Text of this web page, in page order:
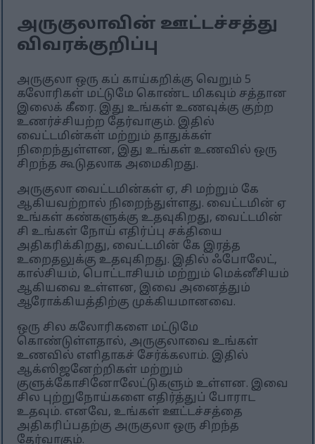
அருகுலாவின் ஊட்டச்சத்து
விவரக்குறிப்பு
அருகுலா ஒரு கப் காய்கறிக்கு வெறும் 5
கலோரிகள் மட்டுமே கொண்ட மிகவும் சத்தான
இலைக் கீரை. இது உங்கள் உணவுக்கு குற்ற
உணர்ச்சியற்ற தேர்வாகும். இதில்
வைட்டமின்கள் மற்றும் தாதுக்கள்
நிறைந்துள்ளன, இது உங்கள் உணவில் ஒரு
சிறந்த கூடுதலாக அமைகிறது.
அருகுலா வைட்டமின்கள் ஏ, சி மற்றும் கே
ஆகியவற்றால் நிறைந்துள்ளது. வைட்டமின் ஏ
உங்கள் கண்களுக்கு உதவுகிறது, வைட்டமின்
சி உங்கள் நோய் எதிர்ப்பு சக்தியை
அதிகரிக்கிறது, வைட்டமின் கே இரத்த
உறைதலுக்கு உதவுகிறது. இதில் ஃபோலேட்,
கால்சியம், பொட்டாசியம் மற்றும் மெக்னீசியம்
ஆகியவை உள்ளன, இவை அனைத்தும்
ஆரோக்கியத்திற்கு முக்கியமானவை.
ஒரு சில கலோரிகளை மட்டுமே
கொண்டுள்ளதால், அருகுலாவை உங்கள்
உணவில் எளிதாகச் சேர்க்கலாம். இதில்
ஆக்ஸிஜனேற்றிகள் மற்றும்
குளுக்கோசினோலேட்டுகளும் உள்ளன. இவை
சில புற்றுநோய்களை எதிர்த்துப் போராட
உதவும். எனவே, உங்கள் ஊட்டச்சத்தை
அதிகரிப்பதற்கு அருகுலா ஒரு சிறந்த
தேர்வாகும்.